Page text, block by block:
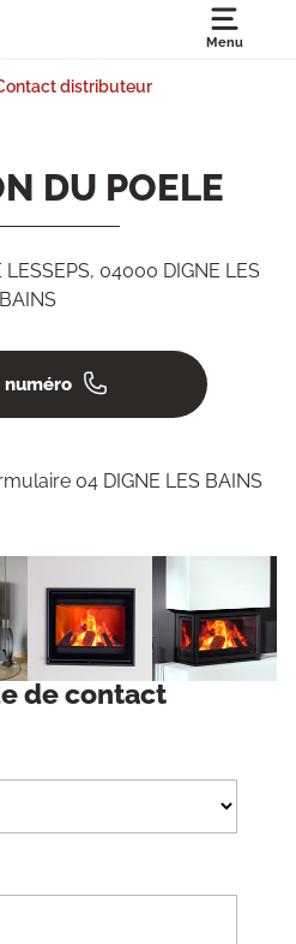
Menu
distributeur
DU POELE
LESSEPS, 04000 DIGNE LES
BAINS
numéro
de contact